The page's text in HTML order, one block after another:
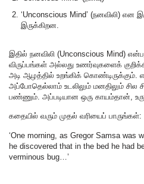
‘Unconscious Mind’ (நனவிலி) என
இருக்கிறன.
இதில் நனவிலி (Unconscious Mind)
விருப்பங்கள் அல்லது உணர்வுகளைக்
அடி ஆழத்தில் உறங்கிக் கொண்டிருக்கும்.
அப்போதெல்லாம் உடலிலும் மனதிலும் சில
பண்ணும். அப்படியான ஒரு காயம்தான்,
கதையில் வரும் முதல் வரியைப் பாருங்கள்:
‘One morning, as Gregor Samsa was
he discovered that in the bed he had
verminous bug…’